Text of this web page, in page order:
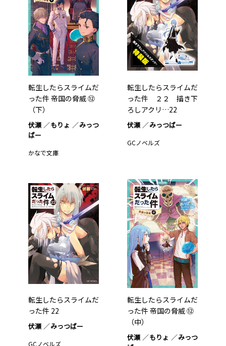
転生したらスライムだ
った件 帝国の脅威 ⑫
（下）
伏瀬 もりょ
みっつ
ばー
かなで文庫
転生したらスライムだ
った件 ２２ 描き下
ろしアクリ…22
伏瀬 みっつばー
GCノベルズ
転生したらスライムだ
った件 22
伏瀬 みっつばー
GCノベルズ
転生したらスライムだ
った件 帝国の脅威 ⑫
（中）
伏瀬 もりょ
みっつ